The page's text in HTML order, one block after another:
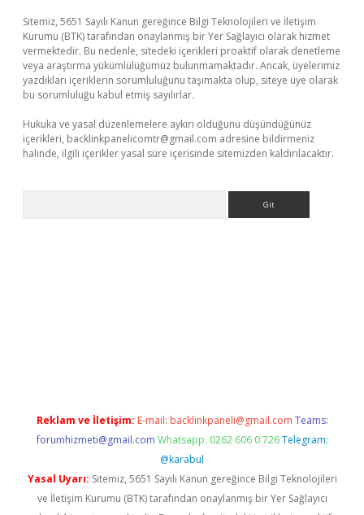
Sitemiz, 5651 Sayılı Kanun gereğince Bilgi Teknolojileri ve İletişim
Kurumu (BTK) tarafından onaylanmış bir Yer Sağlayıcı olarak hizmet
vermektedir. Bu nedenle, sitedeki içerikleri proaktif olarak denetleme
veya araştırma yükümlülüğümüz bulunmamaktadır. Ancak, üyelerimiz
yazdıkları içeriklerin sorumluluğunu taşımakta olup, siteye üye olarak
bu sorumluluğu kabul etmiş sayılırlar.
Hukuka ve yasal düzenlemelere aykırı olduğunu düşündüğünüz
içerikleri, backlinkpanelicomtr@gmail.com adresine bildirmeniz
halinde, ilgili içerikler yasal süre içerisinde sitemizden kaldırılacaktır.
Reklam ve İletişim: E-mail: backlinkpaneli@gmail.com Teams:
forumhizmeti@gmail.com Whatsapp: 0262 606 0 726 Telegram:
@karabul
Yasal Uyarı: Sitemiz, 5651 Sayılı Kanun gereğince Bilgi Teknolojileri
ve İletişim Kurumu (BTK) tarafından onaylanmış bir Yer Sağlayıcı